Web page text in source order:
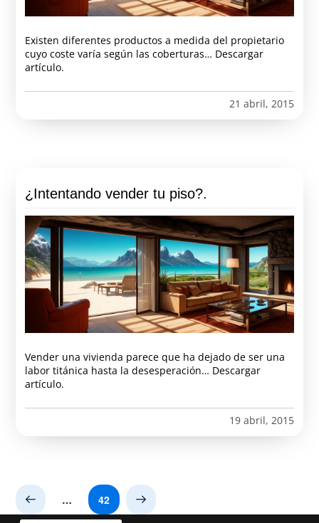
Existen diferentes productos a medida del propietario
cuyo coste varía según las coberturas… Descargar
artículo.
21 abril, 2015
¿Intentando vender tu piso?.
Vender una vivienda parece que ha dejado de ser una
labor titánica hasta la desesperación… Descargar
artículo.
19 abril, 2015
Prev … 42 Next